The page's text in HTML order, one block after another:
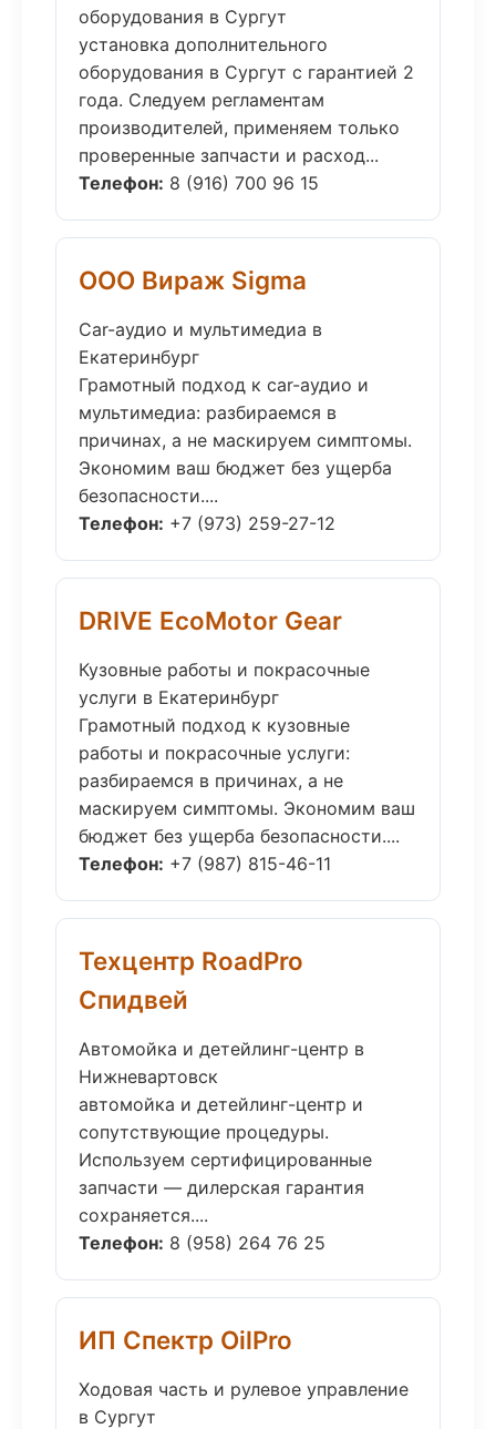
оборудования в Сургут
установка дополнительного
оборудования в Сургут с гарантией 2
года. Следуем регламентам
производителей, применяем только
проверенные запчасти и расход...
Телефон: 8 (916) 700 96 15
ООО Вираж Sigma
Car-аудио и мультимедиа в
Екатеринбург
Грамотный подход к car-аудио и
мультимедиа: разбираемся в
причинах, а не маскируем симптомы.
Экономим ваш бюджет без ущерба
безопасности....
Телефон: +7 (973) 259-27-12
DRIVE EcoMotor Gear
Кузовные работы и покрасочные
услуги в Екатеринбург
Грамотный подход к кузовные
работы и покрасочные услуги:
разбираемся в причинах, а не
маскируем симптомы. Экономим ваш
бюджет без ущерба безопасности....
Телефон: +7 (987) 815-46-11
Техцентр RoadPro
Спидвей
Автомойка и детейлинг-центр в
Нижневартовск
автомойка и детейлинг-центр и
сопутствующие процедуры.
Используем сертифицированные
запчасти — дилерская гарантия
сохраняется....
Телефон: 8 (958) 264 76 25
ИП Спектр OilPro
Ходовая часть и рулевое управление
в Сургут